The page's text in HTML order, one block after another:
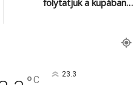
C 23.3